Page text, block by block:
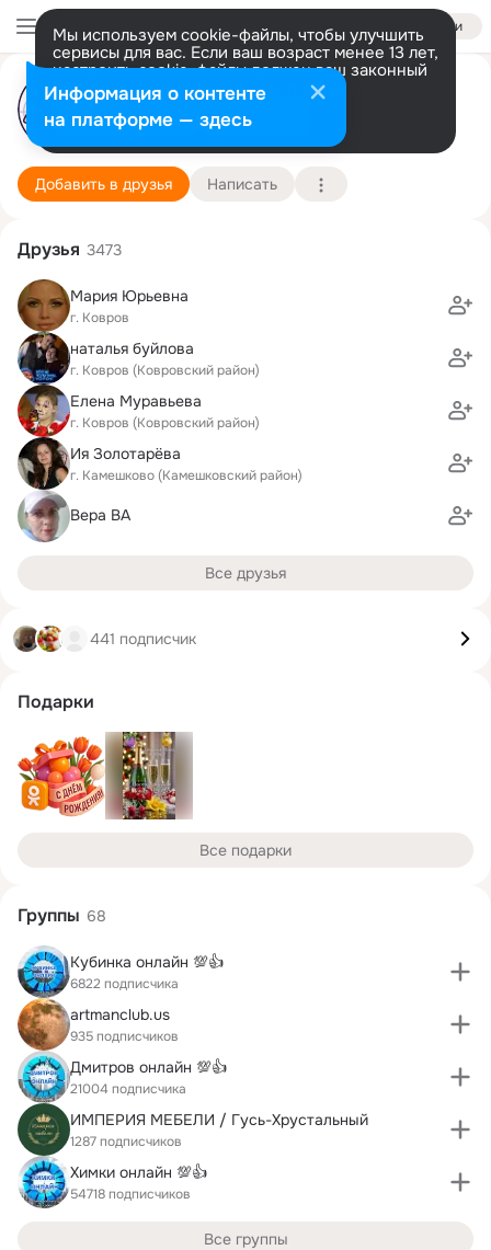
Войти
Мы используем cookie-файлы, чтобы улучшить
сервисы для вас. Если ваш возраст менее 13 лет,
настроить cookie-файлы должен ваш законный
представитель. Больше информации
Разрешить все Настроить
Студия ЦЕЛь
г. Ковров 7 марта (26 лет)
Добавить в друзья Написать
Друзья 3473
Мария Юрьевна
г. Ковров
наталья буйлова
г. Ковров (Ковровский район)
Елена Муравьева
г. Ковров (Ковровский район)
Ия Золотарёва
г. Камешково (Камешковский район)
Вера ВА
Все друзья
441 подписчик
Подарки
Все подарки
Группы 68
Кубинка онлайн 💯👍
6822 подписчика
artmanclub.us
935 подписчиков
Дмитров онлайн 💯👍
21004 подписчика
ИМПЕРИЯ МЕБЕЛИ / Гусь-Хрустальный
1287 подписчиков
Химки онлайн 💯👍
54718 подписчиков
Все группы
Информация о контенте
на платформе — здесь